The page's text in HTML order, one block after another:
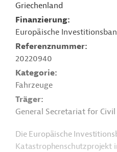
Griechenland
Finanzierung
Europäische
Referenznummer
20220940
Kategorie
Fahrzeuge
Träger
General Secretariat for
Die Europäische
Katastrophenschutzprojekt